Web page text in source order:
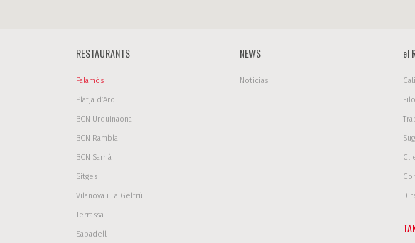
RESTAURANTS
Palamós
Platja d’Aro
BCN Urquinaona
BCN Rambla
BCN Sarrià
Sitges
Vilanova i La Geltrú
Terrassa
Sabadell
NEWS
Noticias
el